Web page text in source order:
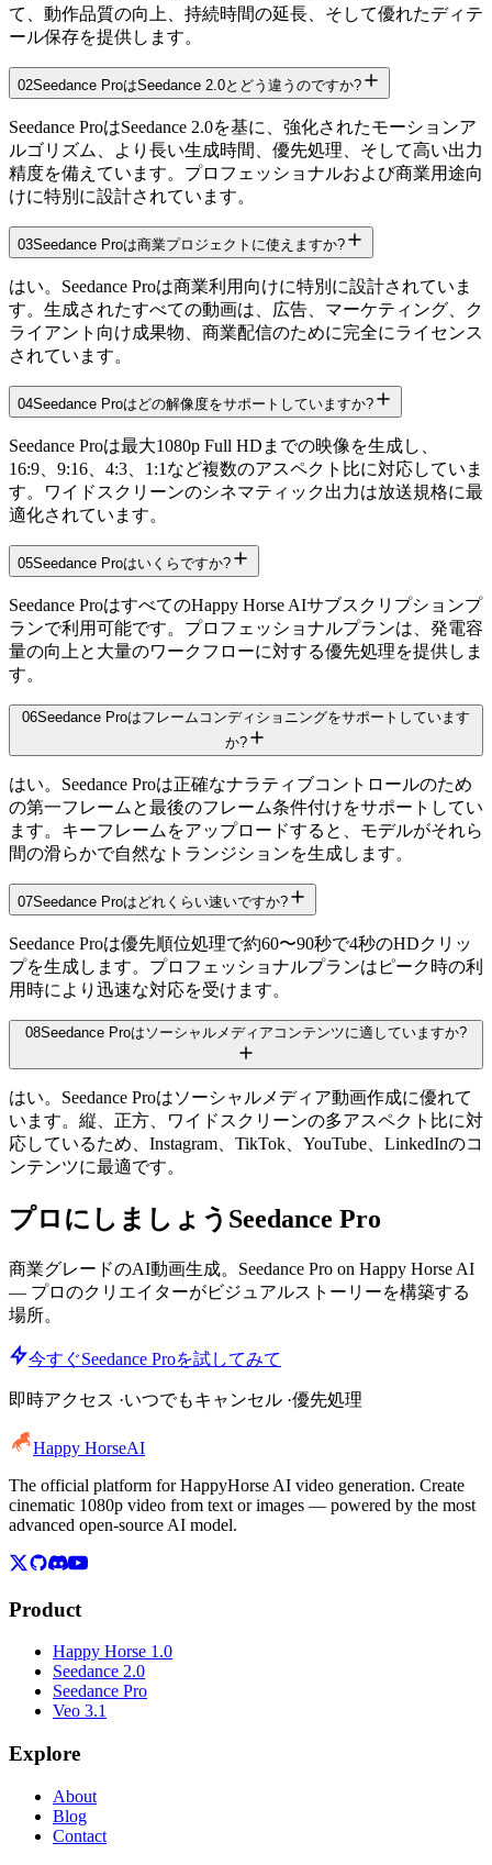
て、動作品質の向上、持続時間の延長、そして優れたディテ
ール保存を提供します。
02Seedance ProはSeedance 2.0とどう違うのですか?
Seedance ProはSeedance 2.0を基に、強化されたモーションア
ルゴリズム、より長い生成時間、優先処理、そして高い出力
精度を備えています。プロフェッショナルおよび商業用途向
けに特別に設計されています。
03Seedance Proは商業プロジェクトに使えますか?
はい。Seedance Proは商業利用向けに特別に設計されていま
す。生成されたすべての動画は、広告、マーケティング、ク
ライアント向け成果物、商業配信のために完全にライセンス
されています。
04Seedance Proはどの解像度をサポートしていますか?
Seedance Proは最大1080p Full HDまでの映像を生成し、
16:9、9:16、4:3、1:1など複数のアスペクト比に対応していま
す。ワイドスクリーンのシネマティック出力は放送規格に最
適化されています。
05Seedance Proはいくらですか?
Seedance ProはすべてのHappy Horse AIサブスクリプションプ
ランで利用可能です。プロフェッショナルプランは、発電容
量の向上と大量のワークフローに対する優先処理を提供しま
す。
06Seedance Proはフレームコンディショニングをサポートしています
か?
はい。Seedance Proは正確なナラティブコントロールのため
の第一フレームと最後のフレーム条件付けをサポートしてい
ます。キーフレームをアップロードすると、モデルがそれら
間の滑らかで自然なトランジションを生成します。
07Seedance Proはどれくらい速いですか?
Seedance Proは優先順位処理で約60〜90秒で4秒のHDクリッ
プを生成します。プロフェッショナルプランはピーク時の利
用時により迅速な対応を受けます。
08Seedance Proはソーシャルメディアコンテンツに適していますか?
はい。Seedance Proはソーシャルメディア動画作成に優れて
います。縦、正方、ワイドスクリーンの多アスペクト比に対
応しているため、Instagram、TikTok、YouTube、LinkedInのコ
ンテンツに最適です。
プロにしましょう Seedance Pro
商業グレードのAI動画生成。Seedance Pro on Happy Horse AI
— プロのクリエイターがビジュアルストーリーを構築する
場所。
今すぐSeedance Proを試してみて
即時アクセス ·いつでもキャンセル ·優先処理
Happy HorseAI
The official platform for HappyHorse AI video generation. Create
cinematic 1080p video from text or images — powered by the most
advanced open-source AI model.
Product
Happy Horse 1.0
Seedance 2.0
Seedance Pro
Veo 3.1
Explore
About
Blog
Contact